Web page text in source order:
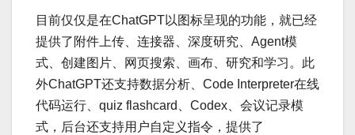
目前仅仅是在ChatGPT以图标呈现的功能，就已经
提供了附件上传、连接器、深度研究、Agent模
式、创建图片、网页搜索、画布、研究和学习。此
外ChatGPT还支持数据分析、Code Interpreter在线
代码运行、quiz flashcard、Codex、会议记录模
式，后台还支持用户自定义指令，提供了